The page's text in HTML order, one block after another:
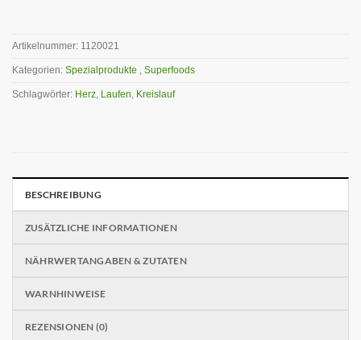
Artikelnummer: 1120021
Kategorien: Spezialprodukte , Superfoods
Schlagwörter: Herz, Laufen, Kreislauf
BESCHREIBUNG
ZUSÄTZLICHE INFORMATIONEN
NÄHRWERTANGABEN & ZUTATEN
WARNHINWEISE
REZENSIONEN (0)